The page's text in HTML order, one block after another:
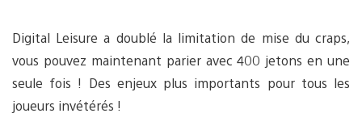
Digital Leisure a doublé la limitation de mise du craps,
vous pouvez maintenant parier avec 400 jetons en une
seule fois ! Des enjeux plus importants pour tous les
joueurs invétérés !